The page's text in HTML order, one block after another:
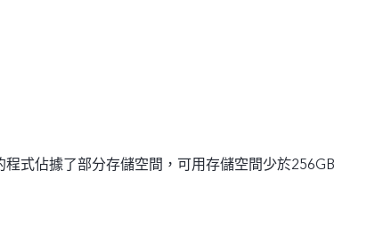
式佔據了部分存儲空間，可用存儲空間少於256GB